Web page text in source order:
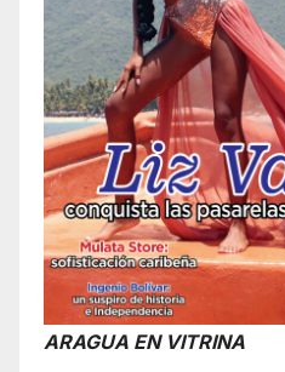
ARAGUA EN VITRINA